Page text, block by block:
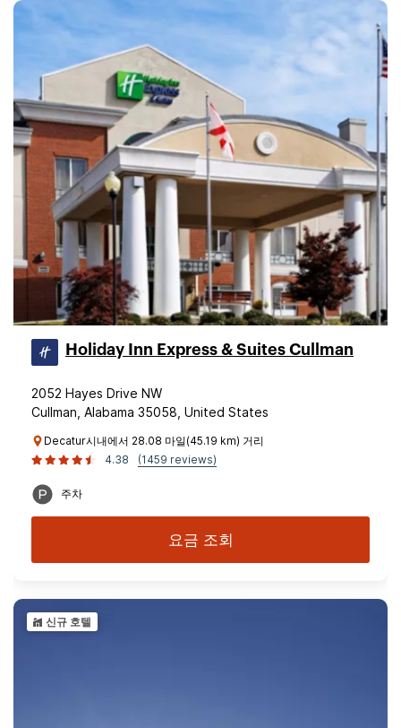
Holiday Inn Express & Suites Cullman
2052 Hayes Drive NW
Cullman, Alabama 35058, United States
Decatur시내에서 28.08 마일(45.19 km) 거리
4.38
(1459 reviews)
주차
요금 조회
신규 호텔